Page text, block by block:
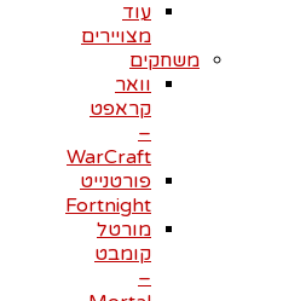
עוד
מצויירים
משחקים
וואר
קראפט
–
WarCraft
פורטנייט
Fortnight
מורטל
קומבט
–